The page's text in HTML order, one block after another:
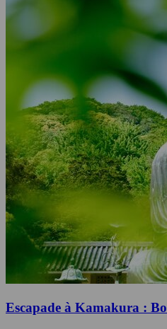
Escapade à Kamakura :